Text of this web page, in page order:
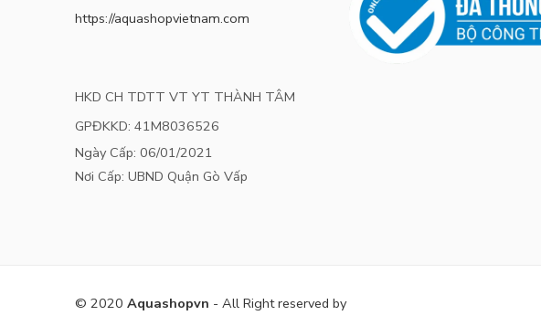
https://aquashopvietnam.com
HKD CH TDTT VT YT THÀNH TÂM
GPĐKKD: 41M8036526
Ngày Cấp: 06/01/2021
Nơi Cấp: UBND Quận Gò Vấp
© 2020 Aquashopvn - All Right reserved by